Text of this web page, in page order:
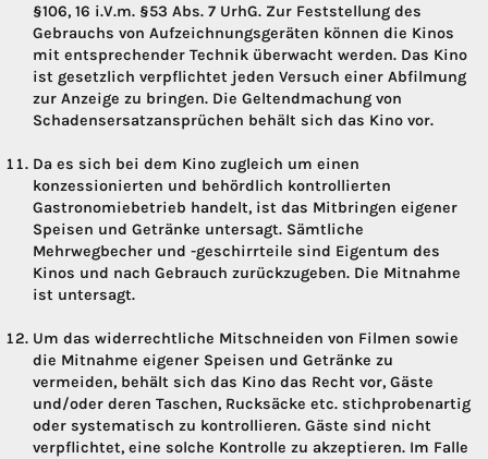
§106, 16 i.V.m. §53 Abs. 7 UrhG. Zur Feststellung des
Gebrauchs von Aufzeichnungsgeräten können die Kinos
mit entsprechender Technik überwacht werden. Das Kino
ist gesetzlich verpflichtet jeden Versuch einer Abfilmung
zur Anzeige zu bringen. Die Geltendmachung von
Schadensersatzansprüchen behält sich das Kino vor.
Da es sich bei dem Kino zugleich um einen
konzessionierten und behördlich kontrollierten
Gastronomiebetrieb handelt, ist das Mitbringen eigener
Speisen und Getränke untersagt. Sämtliche
Mehrwegbecher und -geschirrteile sind Eigentum des
Kinos und nach Gebrauch zurückzugeben. Die Mitnahme
ist untersagt.
Um das widerrechtliche Mitschneiden von Filmen sowie
die Mitnahme eigener Speisen und Getränke zu
vermeiden, behält sich das Kino das Recht vor, Gäste
und/oder deren Taschen, Rucksäcke etc. stichprobenartig
oder systematisch zu kontrollieren. Gäste sind nicht
verpflichtet, eine solche Kontrolle zu akzeptieren. Im Falle